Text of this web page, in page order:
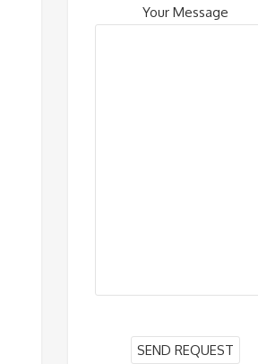
Your Message